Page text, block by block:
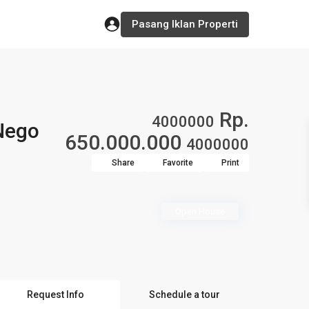
Pasang Iklan Properti
4000000 Rp.
650.000.000 4000000
Share Favorite Print
Request Info Schedule a tour